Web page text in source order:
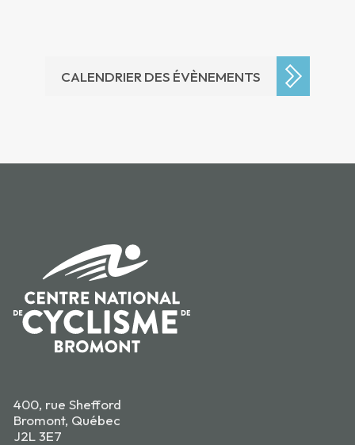
CALENDRIER DES ÉVÈNEMENTS
400, rue Shefford
Bromont, Québec
J2L 3E7